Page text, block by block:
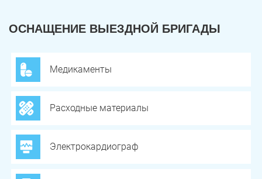
ОСНАЩЕНИЕ ВЫЕЗДНОЙ БРИГАДЫ
Медикаменты
Расходные материалы
Электрокардиограф